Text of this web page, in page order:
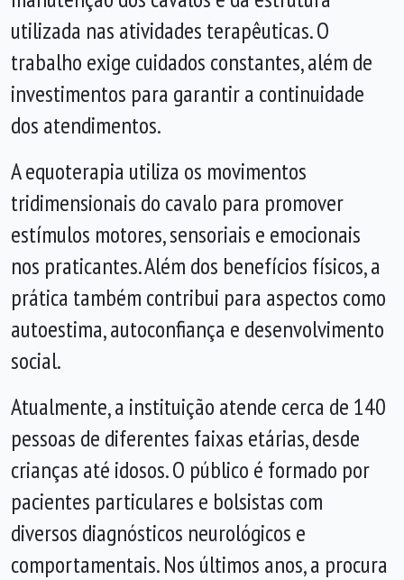
utilizada nas atividades terapêuticas. O
trabalho exige cuidados constantes, além de
investimentos para garantir a continuidade
dos atendimentos.
A equoterapia utiliza os movimentos
tridimensionais do cavalo para promover
estímulos motores, sensoriais e emocionais
nos praticantes. Além dos benefícios físicos, a
prática também contribui para aspectos como
autoestima, autoconfiança e desenvolvimento
social.
Atualmente, a instituição atende cerca de 140
pessoas de diferentes faixas etárias, desde
crianças até idosos. O público é formado por
pacientes particulares e bolsistas com
diversos diagnósticos neurológicos e
comportamentais. Nos últimos anos, a procura